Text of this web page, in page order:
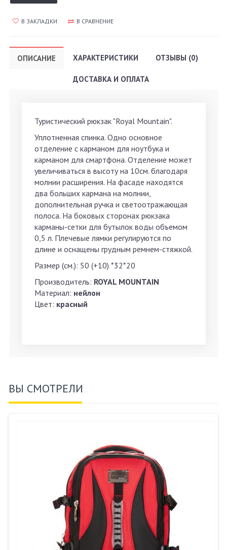
В ЗАКЛАДКИ В СРАВНЕНИЕ
ОПИСАНИЕ ХАРАКТЕРИСТИКИ ОТЗЫВЫ (0)
ДОСТАВКА И ОПЛАТА
Туристический рюкзак "Royal Mountain".
Уплотненная спинка. Одно основное
отделение с карманом для ноутбука и
карманом для смартфона. Отделение может
увеличиваться в высоту на 10см. благодаря
молнии расширения. На фасаде находятся
два больших кармана на молнии,
дополнительная ручка и светоотражающая
полоса. На боковых сторонах рюкзака
карманы-сетки для бутылок воды объемом
0,5 л. Плечевые лямки регулируются по
длине и оснащены грудным ремнем-стяжкой.
Размер (см.): 50 (+10) *32*20
Производитель: ROYAL MOUNTAIN
Материал: нейлон
Цвет: красный
ВЫ СМОТРЕЛИ